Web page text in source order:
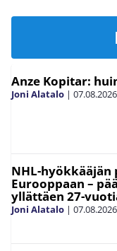
Anze Kopitar:
Joni Alatalo | 07.08.2026
NHL-hyökkääjän
Eurooppaan –
yllättäen 27-
Joni Alatalo | 07.08.2026